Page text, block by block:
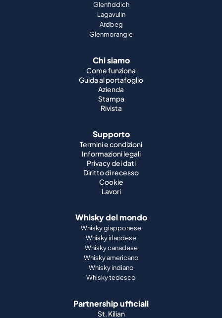
Glenfiddich
Lagavulin
Ardbeg
Glenmorangie
Chi siamo
Come funziona
Guida al portafoglio
Azienda
Stampa
Rivista
Supporto
Termini e condizioni
Informazioni legali
Privacy dei dati
Diritto di recesso
Cookie
Lavori
Whisky del mondo
Whisky giapponese
Whisky irlandese
Whisky canadese
Whisky americano
Whisky indiano
Whisky tedesco
Partnership ufficiali
St. Kilian